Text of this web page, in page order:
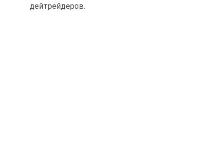
дейтрейдеров.